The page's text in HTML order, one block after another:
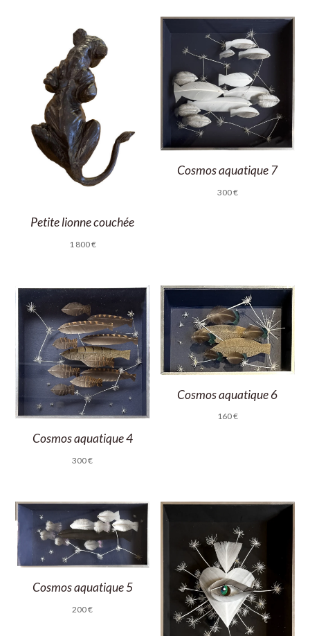
Petite lionne couchée
1 800€
Cosmos aquatique 7
300€
Cosmos aquatique 4
300€
Cosmos aquatique 6
160€
Cosmos aquatique 5
200€